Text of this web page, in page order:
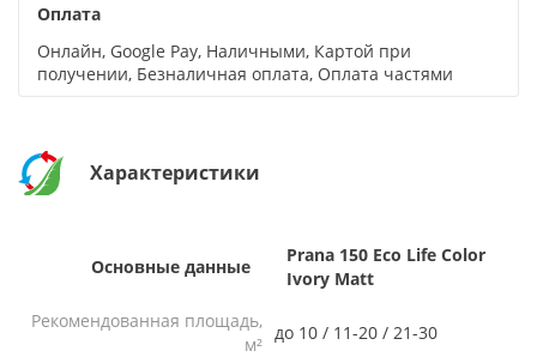
Оплата
Онлайн, Google Pay, Наличными, Картой при
получении, Безналичная оплата, Оплата частями
Характеристики
Основные данные
Prana 150 Eco Life Color
Ivory Matt
Рекомендованная площадь,
м²
до 10 / 11-20 / 21-30